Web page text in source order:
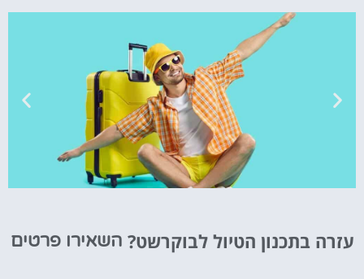
מציאת
עזרה בתכנון הטיול לבוקרשט? השאירו פרטים